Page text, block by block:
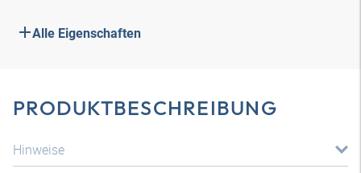
Alle Eigenschaften
PRODUKTBESCHREIBUNG
Hinweise